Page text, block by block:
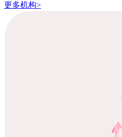
更多机构>